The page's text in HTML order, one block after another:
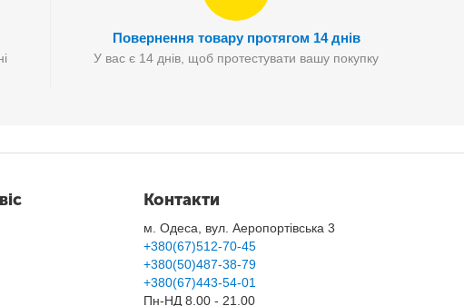
Повернення товару протягом 14 днів
У вас є 14 днів, щоб протестувати вашу покупку
Контакти
м. Одеса, вул. Аеропортівська 3
+380(67)512-70-45
+380(50)487-38-79
+380(67)443-54-01
Пн-НД 8.00 - 21.00